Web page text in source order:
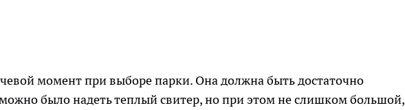
момент при выборе парки. Она должна быть достаточно
было надеть теплый свитер, но при этом не слишком большой,